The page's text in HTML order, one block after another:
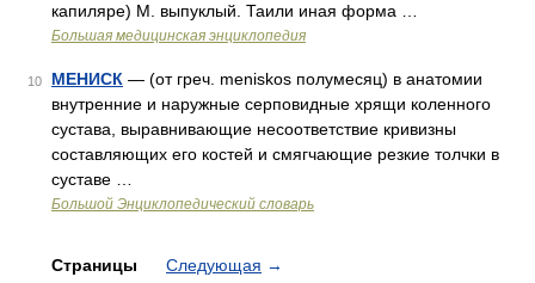
капиляре) М. выпуклый. Таили иная форма …
Большая медицинская энциклопедия
10 МЕНИСК — (от греч. meniskos полумесяц) в анатомии
внутренние и наружные серповидные хрящи коленного
сустава, выравнивающие несоответствие кривизны
составляющих его костей и смягчающие резкие толчки в
суставе …
Большой Энциклопедический словарь
Страницы Следующая →